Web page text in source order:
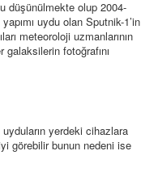
düşünülmekte olup 2004-
uydu olan Sputnik-1’in
meteoroloji uzmanlarının
fotoğrafını
yerdeki cihazlara
görebilir bunun nedeni ise